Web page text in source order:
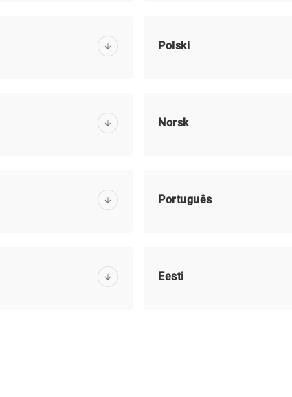
Polski
Norsk
Português
Eesti